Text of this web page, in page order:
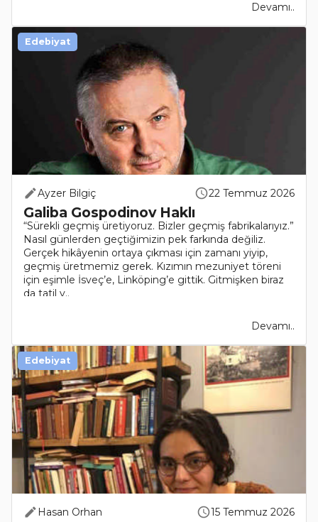
Devamı..
Ayzer Bilgiç 22 Temmuz 2026
Galiba Gospodinov Haklı
“Sürekli geçmiş üretiyoruz. Bizler geçmiş fabrikalarıyız.”
Nasıl günlerden geçtiğimizin pek farkında değiliz.
Gerçek hikâyenin ortaya çıkması için zamanı yiyip,
geçmiş üretmemiz gerek. Kızımın mezuniyet töreni
için eşimle İsveç’e, Linköping’e gittik. Gitmişken biraz
da tatil y..
Devamı..
Edebiyat
Hasan Orhan 15 Temmuz 2026
Edebiyat